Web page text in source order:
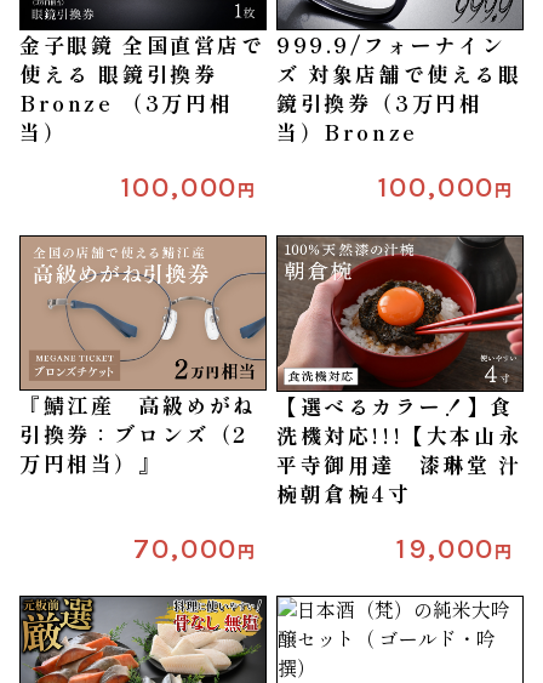
金子眼鏡 全国直営店で
使える 眼鏡引換券
Bronze （3万円相
当）
100,000円
999.9/フォーナイン
ズ 対象店舗で使える眼
鏡引換券（3万円相
当）Bronze
100,000円
『鯖江産 高級めがね
引換券：ブロンズ（2
万円相当）』
70,000円
【選べるカラー！】食
洗機対応!!!【大本山永
平寺御用達 漆琳堂 汁
椀朝倉椀4寸
19,000円